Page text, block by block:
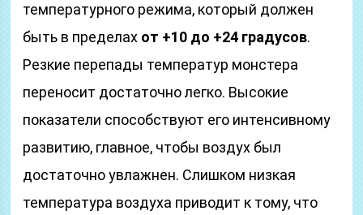
температурного режима, который должен
быть в пределах от +10 до +24 градусов.
Резкие перепады температур монстера
переносит достаточно легко. Высокие
показатели способствуют его интенсивному
развитию, главное, чтобы воздух был
достаточно увлажнен. Слишком низкая
температура воздуха приводит к тому, что